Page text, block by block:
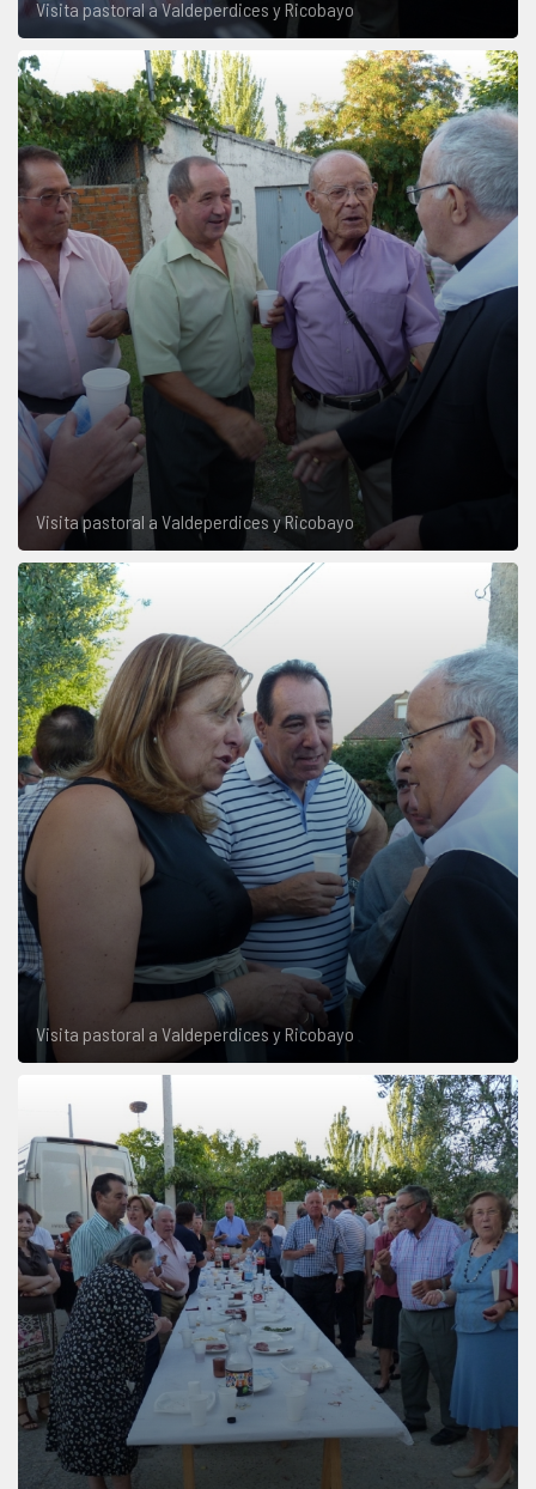
Visita pastoral a Valdeperdices y Ricobayo
Visita pastoral a Valdeperdices y Ricobayo
Visita pastoral a Valdeperdices y Ricobayo